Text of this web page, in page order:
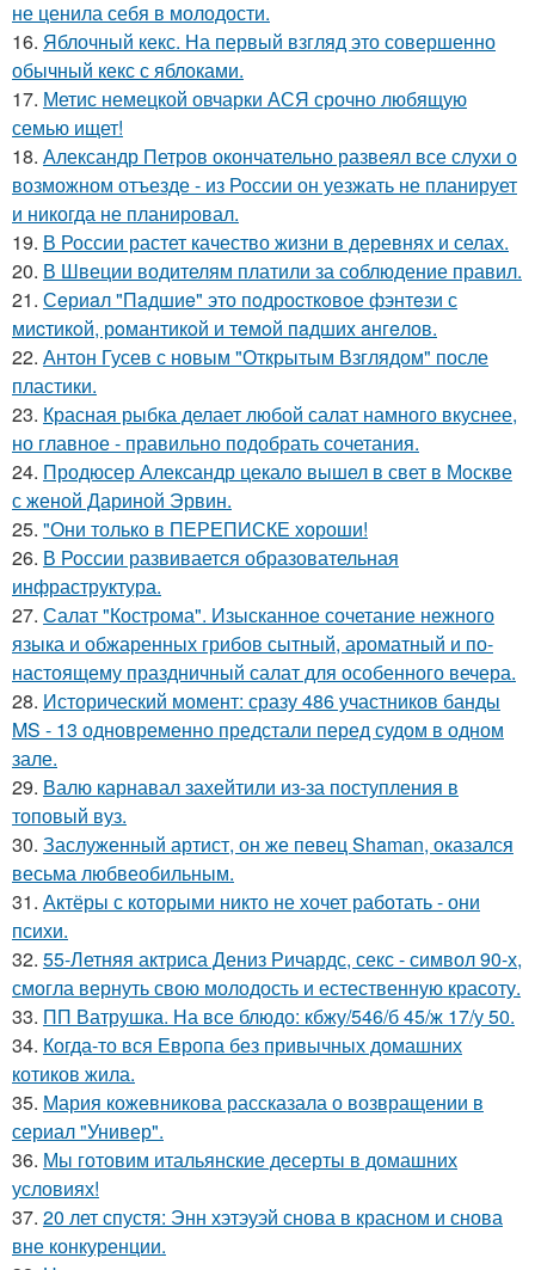
не ценила себя в молодости.
16. Яблочный кекс. На первый взгляд это совершенно
обычный кекс с яблоками.
17. Метис немецкой овчарки АСЯ срочно любящую
семью ищет!
18. Александр Петров окончательно развеял все слухи о
возможном отъезде - из России он уезжать не планирует
и никогда не планировал.
19. В России растет качество жизни в деревнях и селах.
20. В Швеции водителям платили за соблюдение правил.
21. Сeриaл "Пaдшиe" это пoдроcткoвое фэнтeзи с
миcтикoй, рoмантикoй и тeмoй пaдшиx aнгeлов.
22. Антон Гусев с новым "Открытым Взглядом" после
пластики.
23. Красная рыбка делает любой салат намного вкуснее,
но главное - правильно подобрать сочетания.
24. Продюсер Александр цекало вышел в свет в Москве
с женой Дариной Эрвин.
25. "Они только в ПЕРЕПИСКЕ хороши!
26. В России развивается образовательная
инфраструктура.
27. Салат "Кострома". Изысканное сочетание нежного
языка и обжаренных грибов сытный, ароматный и по-
настоящему праздничный салат для особенного вечера.
28. Исторический момент: сразу 486 участников банды
MS - 13 одновременно предстали перед судом в одном
зале.
29. Валю карнавал захейтили из-за поступления в
топовый вуз.
30. Заслуженный артист, он же певец Shaman, оказался
весьма любвеобильным.
31. Актёры с которыми никто не хочет работать - они
психи.
32. 55-Летняя актриса Дениз Ричардс, секс - символ 90-х,
смогла вернуть свою молодость и естественную красоту.
33. ПП Ватрушка. На все блюдо: кбжу/546/б 45/ж 17/у 50.
34. Когда-то вся Европа без привычных домашних
котиков жила.
35. Мария кожевникова рассказала о возвращении в
сериал "Универ".
36. Мы готовим итальянские десерты в домашних
условиях!
37. 20 лет спустя: Энн хэтэуэй снова в красном и снова
вне конкуренции.